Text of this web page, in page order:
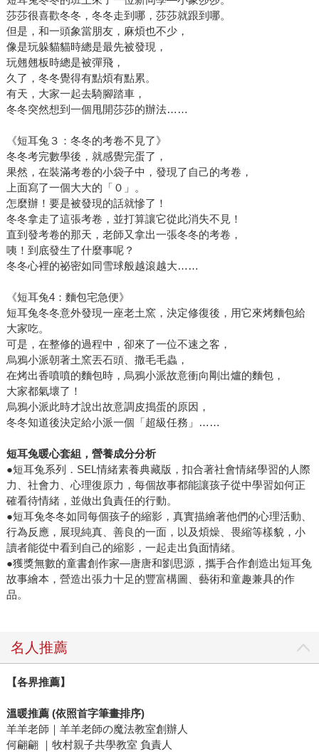
莎莎很喜歡冬冬，冬冬走到哪，莎莎就跟到哪。
但是，和一頭象當朋友，麻煩也不少，
像是玩躲貓貓時總是最先被發現，
玩翹翹板時總是被彈飛，
久了，冬冬覺得有點煩有點累。
有天，大家一起去騎腳踏車，
冬冬突然想到一個甩開莎莎的辦法……
《短耳兔３：冬冬的考卷不見了》
冬冬考完數學後，就感覺完蛋了，
果然，在裝滿考卷的小袋子中，發現了自己的考卷，
上面寫了一個大大的「０」。
怎麼辦！要是被發現的話就慘了！
冬冬拿走了這張考卷，並打算讓它從此消失不見！
直到發考卷的那天，老師又拿出一張冬冬的考卷，
咦！到底發生了什麼事呢？
冬冬心裡的祕密如同雪球般越滾越大……
《短耳兔4：麵包宅急便》
短耳兔冬冬意外發現一座老土窯，決定修復後，用它來烤麵包給
大家吃。
可是，在整修的過程中，卻來了一位不速之客，
烏鴉小派朝著土窯丟石頭、撒毛毛蟲，
在烤出香噴噴的麵包時，烏鴉小派故意衝向剛出爐的麵包，
大家都氣壞了！
烏鴉小派此時才說出故意調皮搗蛋的原因，
冬冬知道後決定給小派一個「超級任務」……
短耳兔暖心套組，營養成分分析
●短耳兔系列．SEL情緒素養典藏版，扣合著社會情緒學習的人際
力、社會力、心理復原力，每個故事都能讓孩子從中學習如何正
確看待情緒，並做出負責任的行動。
●短耳兔冬冬如同每個孩子的縮影，真實描繪著他們的心理活動、
行為反應，展現純真、善良的一面，以及煩燥、畏縮等樣貌，小
讀者能從中看到自己的縮影，一起走出負面情緒。
●獲獎無數的童書創作家—唐唐和劉思源，攜手合作創造出短耳兔
故事繪本，營造出張力十足的豐富構圖、藝術和童趣兼具的作
品。
名人推薦
【各界推薦】
溫暖推薦 (依照首字筆畫排序)
羊羊老師｜羊羊老師の魔法教室創辦人
何翩翩 ｜牧村親子共學教室 負責人